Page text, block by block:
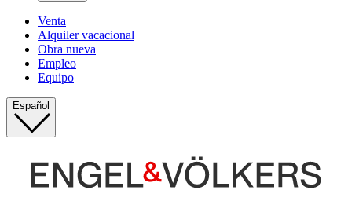
Venta
Alquiler vacacional
Obra nueva
Empleo
Equipo
Español